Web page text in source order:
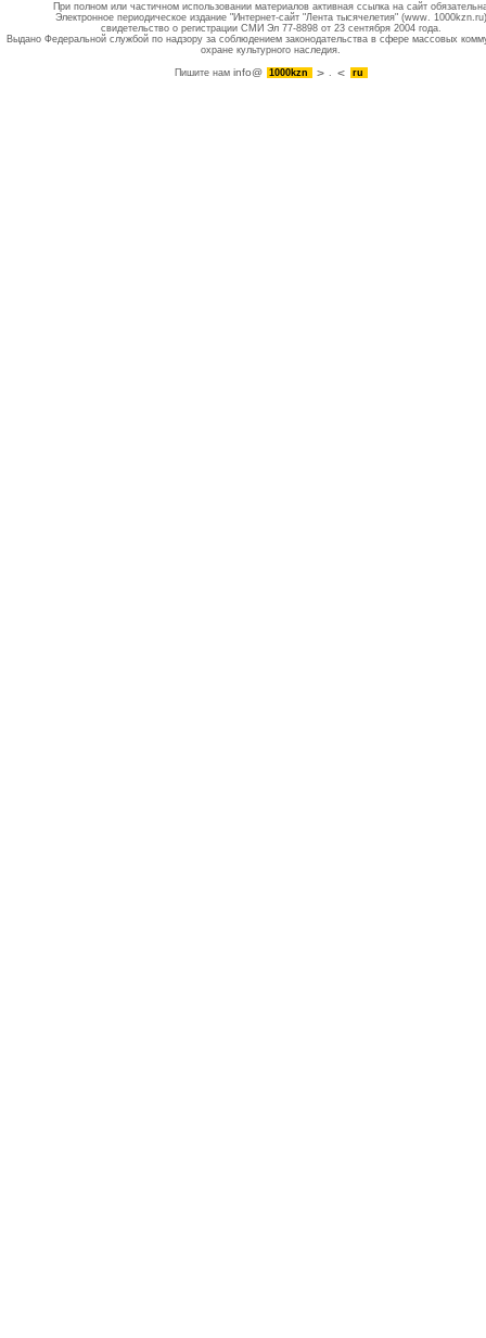
При полном или частичном использовании материалов активная ссылка на сайт
Электронное периодическое издание "Интернет-сайт "Лента тысячелетия" (www. 1000kzn.ru)
свидетельство о регистрации СМИ Эл 77-8898 от 23 сентября 2004 года.
Выдано Федеральной службой по надзору за соблюдением законодательства в сфере массовых
охране культурного наследия.
Пишите намinfo@ 1000kzn . ru